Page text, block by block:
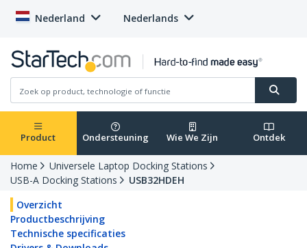
Nederland Nederlands
Product Ondersteuning Wie We Zijn Ontdek
Home
Universele Laptop Docking Stations
USB-A Docking Stations
USB32HDEH
Overzicht
Productbeschrijving
Technische specificaties